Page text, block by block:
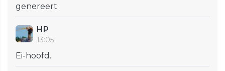
genereert
HP
13:05
Ei-hoofd.